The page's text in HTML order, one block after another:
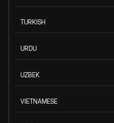
TURKISH
URDU
UZBEK
VIETNAMESE